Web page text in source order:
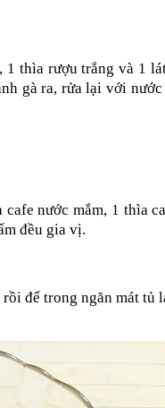
1 thìa rượu trắng và 1
gà ra, rửa lại với
nước mắm, 1 thìa
đều gia vị.
để trong ngăn mát tủ